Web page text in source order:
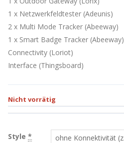
1 x Netzwerkfeldtester (Adeunis)
2 x Multi Mode Tracker (Abeeway)
1 x Smart Badge Tracker (Abeeway)
Connectivity (Loriot)
Interface (Thingsboard)
Nicht vorrätig
Style *